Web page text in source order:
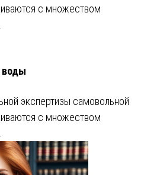
с множеством
воды
экспертизы самовольной
с множеством